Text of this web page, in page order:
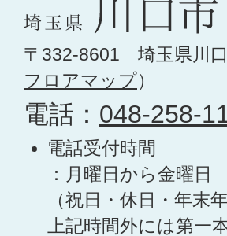
〒332-8601 埼玉県川
フロアマップ）
電話： 048-258-
電話受付時間
：月曜日から金曜
（祝日・休日・年末
上記時間外には第一